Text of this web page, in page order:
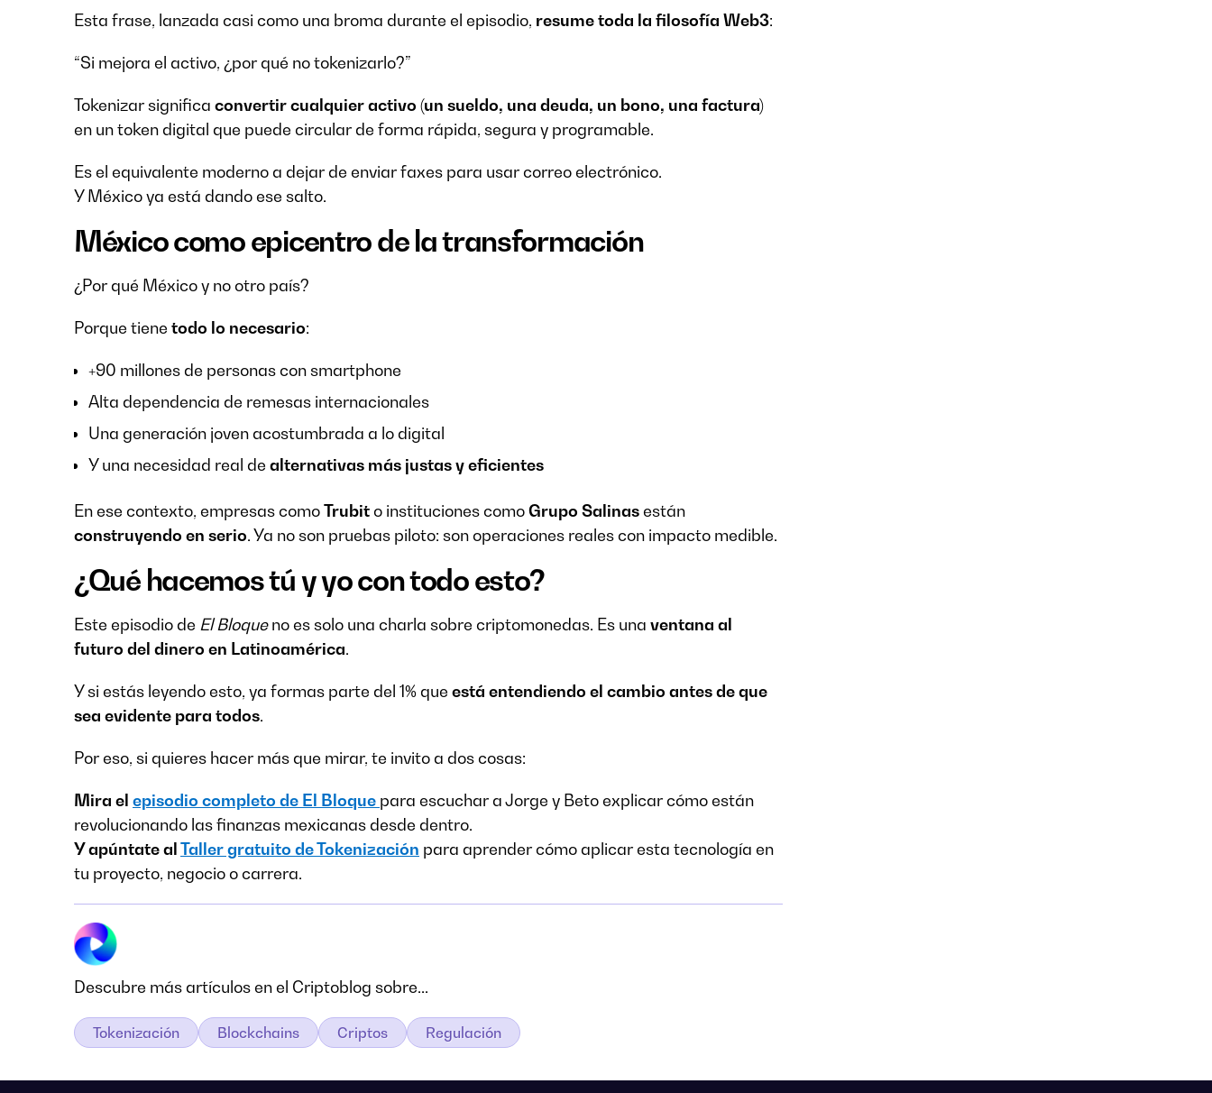
Esta frase, lanzada casi como una broma durante el episodio, resume toda la filosofía Web3:
“Si mejora el activo, ¿por qué no tokenizarlo?”
Tokenizar significa convertir cualquier activo (un sueldo, una deuda, un bono, una factura)
en un token digital que puede circular de forma rápida, segura y programable.
Es el equivalente moderno a dejar de enviar faxes para usar correo electrónico.
Y México ya está dando ese salto.
México como epicentro de la transformación
¿Por qué México y no otro país?
Porque tiene todo lo necesario:
+90 millones de personas con smartphone
Alta dependencia de remesas internacionales
Una generación joven acostumbrada a lo digital
Y una necesidad real de alternativas más justas y eficientes
En ese contexto, empresas comoTrubito instituciones comoGrupo Salinasestán
construyendo en serio. Ya no son pruebas piloto: son operaciones reales con impacto medible.
¿Qué hacemos tú y yo con todo esto?
Este episodio de El Bloqueno es solo una charla sobre criptomonedas. Es una ventana al
futuro del dinero en Latinoamérica.
Y si estás leyendo esto, ya formas parte del 1% que está entendiendo el cambio antes de que
sea evidente para todos.
Por eso, si quieres hacer más que mirar, te invito a dos cosas:
Mira el episodio completo de El Bloque para escuchar a Jorge y Beto explicar cómo están
revolucionando las finanzas mexicanas desde dentro.
Y apúntate al Taller gratuito de Tokenización para aprender cómo aplicar esta tecnología en
tu proyecto, negocio o carrera.
Descubre más artículos en el Criptoblog sobre...
Tokenización Blockchains Criptos Regulación